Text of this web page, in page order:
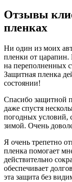
Отзывы
пленках
Ни один из моих
пленки от царапин.
на переполненных
Защитная пленка
состоянии!
Спасибо защитной
даже спустя
погодных условий,
зимой. Очень
Я очень трепетно
пленка помогает
действительно
обеспечивает
эта защита без